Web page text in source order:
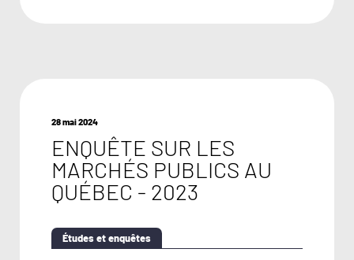
28 mai 2024
ENQUÊTE SUR LES
MARCHÉS PUBLICS AU
QUÉBEC - 2023
Études et enquêtes